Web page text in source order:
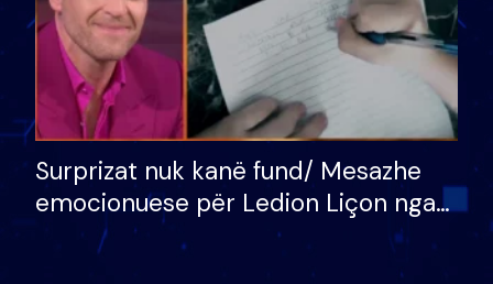
Surprizat nuk kanë fund/ Mesazhe
emocionuese për Ledion Liçon nga
nëna dhe fëmijët e tij, moderatori
nuk i mban dot lotët: Nuk meritoj…